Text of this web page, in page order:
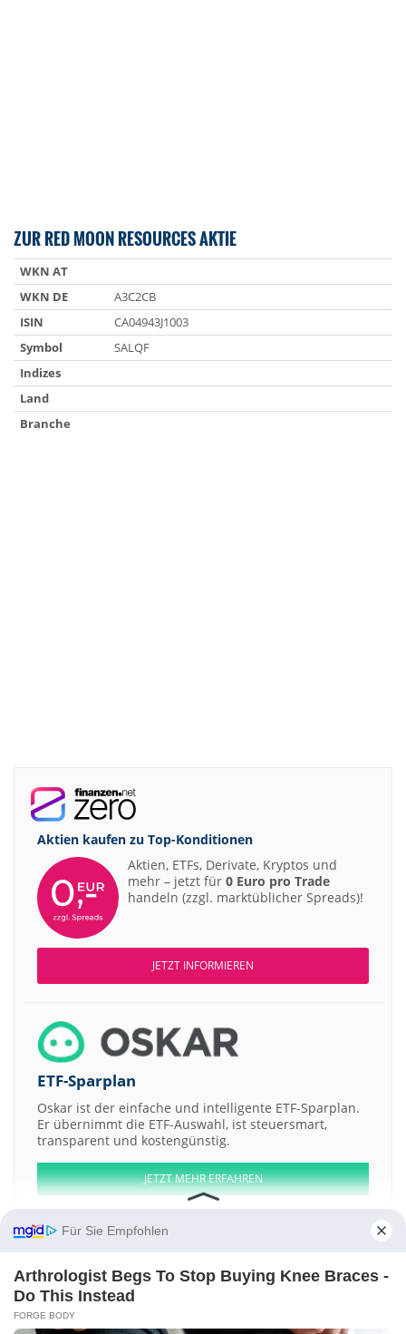
ZUR RED MOON RESOURCES AKTIE
WKN AT
WKN DE
A3C2CB
ISIN
CA04943J1003
Symbol
SALQF
Indizes
Land
Branche
Aktien kaufen zu Top-Konditionen
Aktien, ETFs, Derivate, Kryptos und
mehr – jetzt für 0 Euro pro Trade
handeln (zzgl. marktüblicher Spreads)!
JETZT INFORMIEREN
ETF-Sparplan
Oskar ist der einfache und intelligente ETF-Sparplan.
Er übernimmt die ETF-Auswahl, ist steuersmart,
transparent und kostengünstig.
JETZT MEHR ERFAHREN
Aktien ATX DAX EuroStoxx 50 Dow Jones NASDAQ 100
Nikkei 225
Für Sie Empfohlen
Arthrologist Begs To Stop Buying Knee Braces -
Do This Instead
FORGE BODY